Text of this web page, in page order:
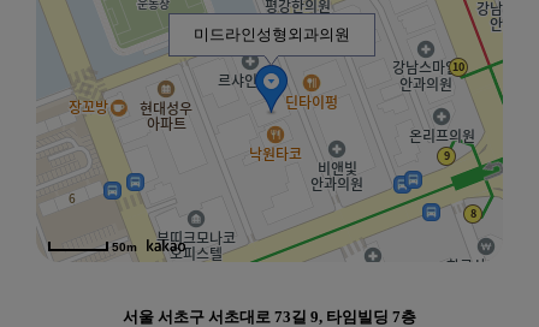
미드라인성형외과의원
50m
서울 서초구 서초대로 73길 9, 타임빌딩 7층